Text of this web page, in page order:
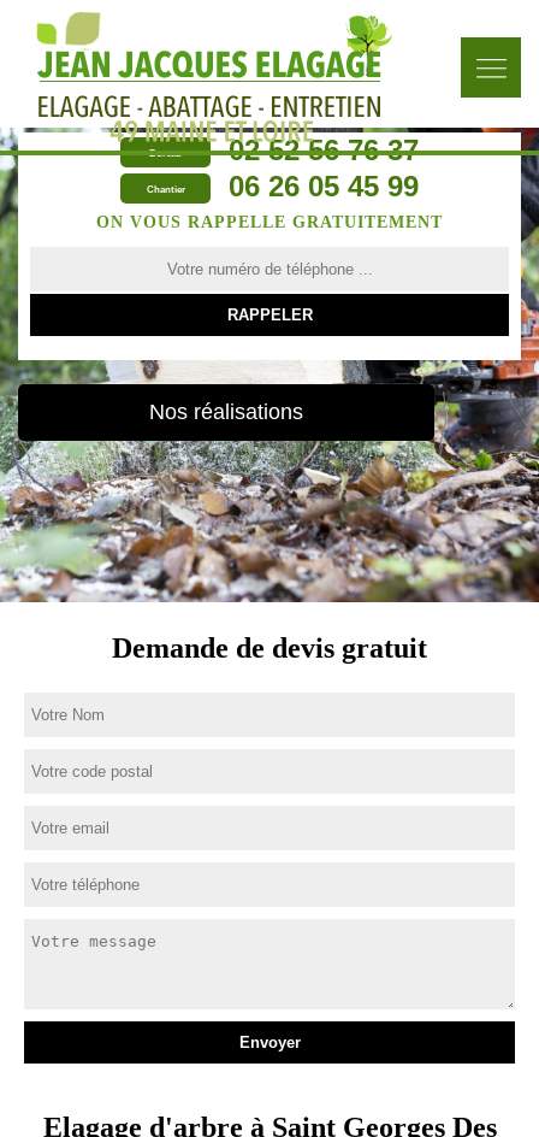
Bureau 02 52 56 76 37
Chantier 06 26 05 45 99
ON VOUS RAPPELLE GRATUITEMENT
Nos réalisations
Demande de devis gratuit
Elagage d'arbre à Saint Georges Des